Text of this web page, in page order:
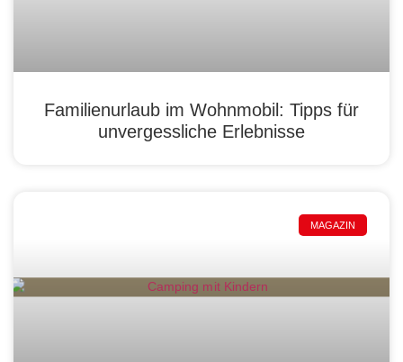
Familienurlaub im Wohnmobil: Tipps für
unvergessliche Erlebnisse
MAGAZIN